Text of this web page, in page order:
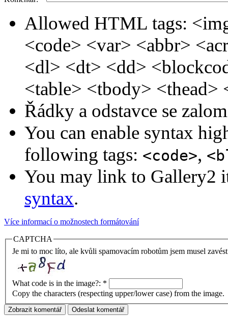
Allowed HTML tags:
<code> <var> <abbr>
<dl> <dt> <dd>
<table> <tbody>
Řádky a odstavce se
You can enable syntax
following tags: <code>,
You may link to Gallery2
syntax.
Více informací o možnostech formátování
CAPTCHA
Je mi to moc líto, ale kvůli spamovacím robotům jsem musel
What code is in the image?: *
Copy the characters (respecting upper/lower case) from the image.